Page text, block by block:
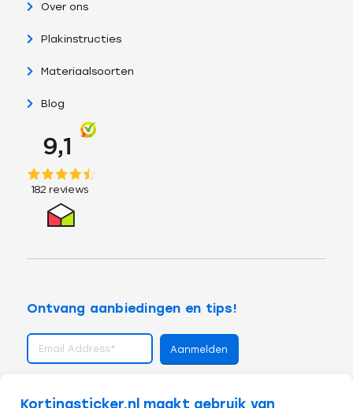
Kortingsticker.nl maakt gebruik van
Over ons
Plakinstructies
Materiaalsoorten
Blog
Ontvang aanbiedingen en tips!